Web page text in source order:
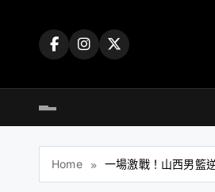
Home 一場激戰！山西男籃